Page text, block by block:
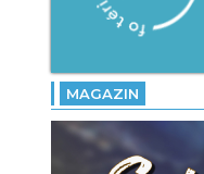
MAGAZIN